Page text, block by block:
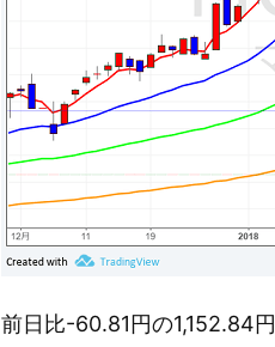
前日比-60.81円の1,152.84円